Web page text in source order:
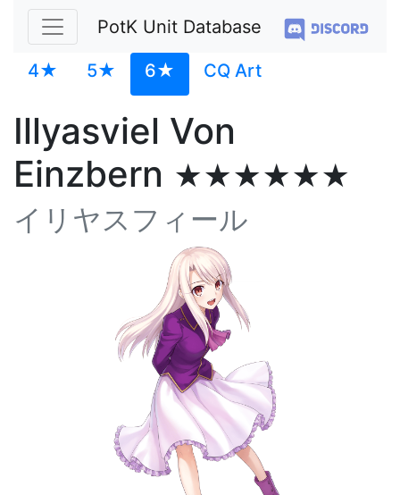
PotK Unit Database
4★ 5★ 6★ CQ Art
Illyasviel Von
Einzbern ★★★★★★
イリヤスフィール